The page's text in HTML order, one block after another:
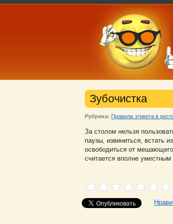
Зубочистка
Рубрика: Правила этикета в
За столом нельзя
паузы, извиниться, встать
освободиться от
считается вполне